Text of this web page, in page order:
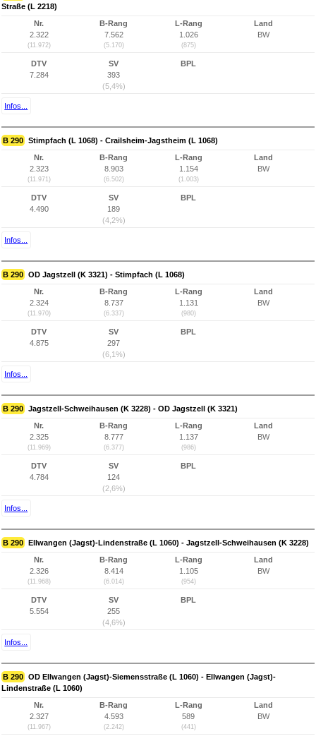
Straße (L 2218)
Nr.
2.322
(11.972)
B-Rang
7.562
(5.170)
L-Rang
1.026
(875)
Land
BW
DTV
7.284
SV
393
(5,4%)
BPL
Infos...
B 290 Stimpfach (L 1068) - Crailsheim-Jagstheim (L 1068)
Nr.
2.323
(11.971)
B-Rang
8.903
(6.502)
L-Rang
1.154
(1.003)
Land
BW
DTV
4.490
SV
189
(4,2%)
BPL
Infos...
B 290 OD Jagstzell (K 3321) - Stimpfach (L 1068)
Nr.
2.324
(11.970)
B-Rang
8.737
(6.337)
L-Rang
1.131
(980)
Land
BW
DTV
4.875
SV
297
(6,1%)
BPL
Infos...
B 290 Jagstzell-Schweihausen (K 3228) - OD Jagstzell (K 3321)
Nr.
2.325
(11.969)
B-Rang
8.777
(6.377)
L-Rang
1.137
(986)
Land
BW
DTV
4.784
SV
124
(2,6%)
BPL
Infos...
B 290 Ellwangen (Jagst)-Lindenstraße (L 1060) - Jagstzell-Schweihausen (K 3228)
Nr.
2.326
(11.968)
B-Rang
8.414
(6.014)
L-Rang
1.105
(954)
Land
BW
DTV
5.554
SV
255
(4,6%)
BPL
Infos...
B 290 OD Ellwangen (Jagst)-Siemensstraße (L 1060) - Ellwangen (Jagst)-
Lindenstraße (L 1060)
Nr.
2.327
(11.967)
B-Rang
4.593
(2.242)
L-Rang
589
(441)
Land
BW